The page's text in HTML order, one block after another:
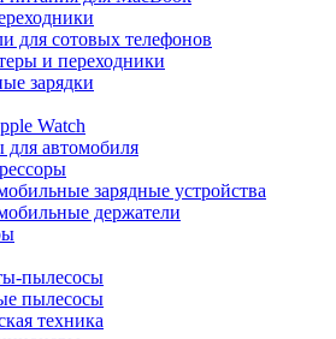
для сотовых телефонов
и переходники
зарядки
Watch
для автомобиля
зарядные устройства
держатели
пылесосы
пылесосы
техника